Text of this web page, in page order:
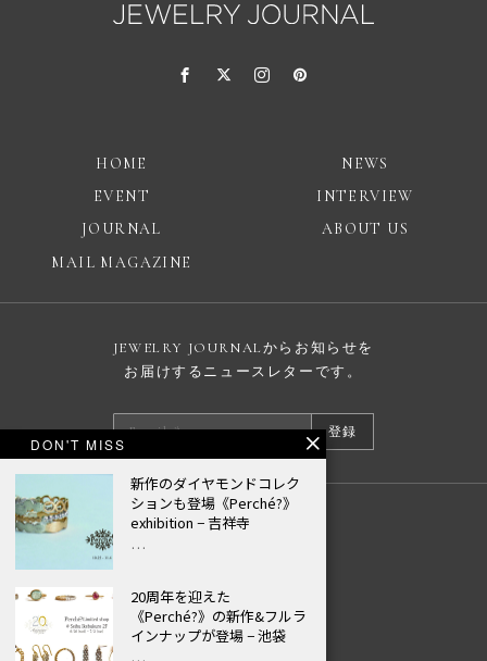
HOME
NEWS
EVENT
INTERVIEW
JOURNAL
ABOUT US
MAIL MAGAZINE
JEWELRY JOURNALからお知らせを
お届けするニュースレターです。
登録
広告掲載について
© JEWELRY JOURNAL
DON'T MISS
新作のダイヤモンドコレク
ションも登場《Perché?》
exhibition − 吉祥寺
…
20周年を迎えた
《Perché?》の新作&フルラ
インナップが登場 − 池袋